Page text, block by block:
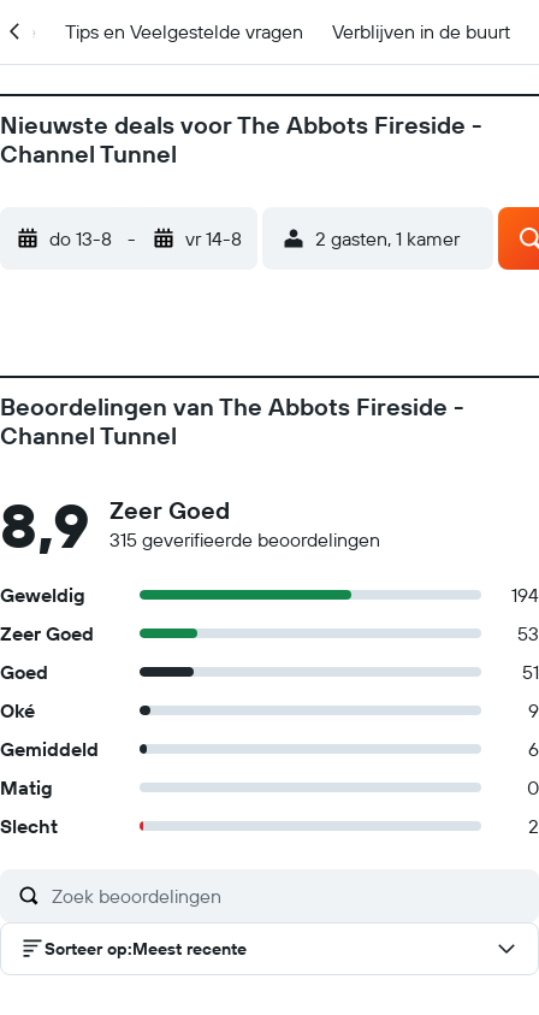
Tips en Veelgestelde vragen Verblijven in de buurt
Nieuwste deals voor The Abbots Fireside -
Channel Tunnel
do 13-8 - vr 14-8 2 gasten, 1 kamer
Beoordelingen van The Abbots Fireside -
Channel Tunnel
8,9 Zeer Goed
315 geverifieerde beoordelingen
Geweldig
194
Zeer Goed
53
Goed
51
Oké
9
Gemiddeld
6
Matig
0
Slecht
2
Sorteer op:Meest recente